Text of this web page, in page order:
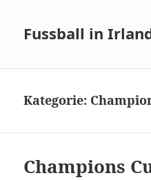
Fussball in
Kategorie:
Champions